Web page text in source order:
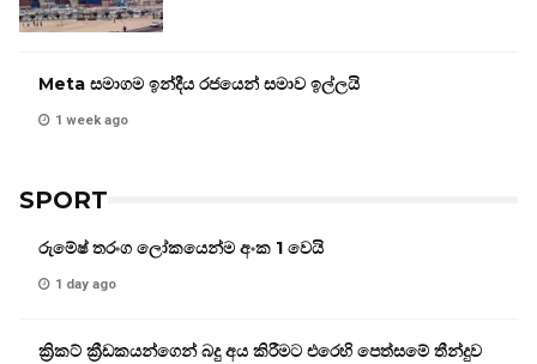
Meta සමාගම ඉන්දීය රජයෙන් සමාව ඉල්ලයි
1 week ago
SPORT
රුමේෂ් තරංග ලෝකයෙන්ම අංක 1 වෙයි
1 day ago
ක්‍රිකට් ක්‍රීඩකයන්ගෙන් බදු අය කිරීමට එරෙහි පෙත්සමේ තීන්දුව